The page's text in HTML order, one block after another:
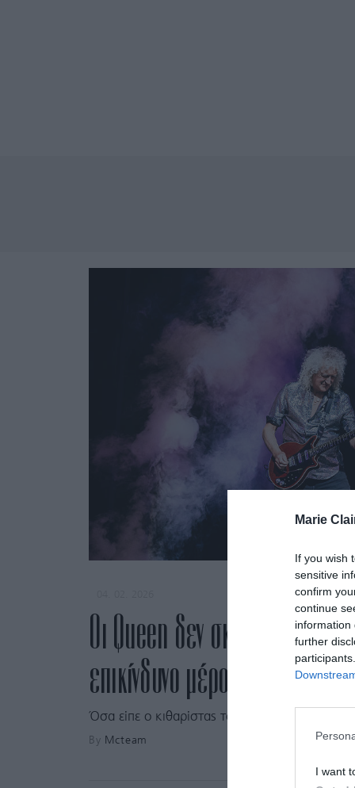
Marie
If you wish
sensitive
confirm
continue
information
further
I want
Οι Queen δεν σκοπεύουν να
επικίνδυνο μέρος
Όσα είπε ο κιθαρίστας του συγκροτήματος,
By Mcteam